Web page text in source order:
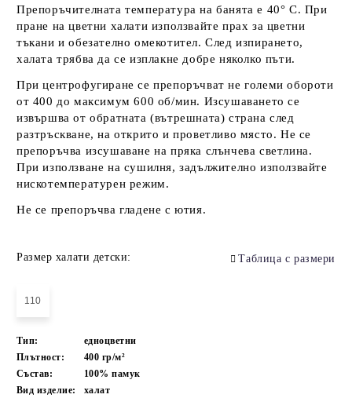
Препоръчителната температура на банята е 40° С. При
пране на цветни халати използвайте прах за цветни
тъкани и обезателно омекотител. След изпирането,
халата трябва да се изплакне добре няколко пъти.
При центрофугиране се препоръчват не големи обороти
от 400 до максимум 600 об/мин. Изсушаването се
извършва от обратната (вътрешната) страна след
разтръскване, на открито и проветливо място. Не се
препоръчва изсушаване на пряка слънчева светлина.
При използване на сушилня, задължително използвайте
нискотемпературен режим.
Не се препоръчва гладене с ютия.
Размер халати детски: Таблица с размери
110
Тип:
едноцветни
Плътност:
400 гр/м²
Състав:
100% памук
Вид изделие:
халат